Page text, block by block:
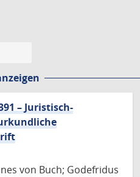
– Juristisch-
von Buch; Godefridus